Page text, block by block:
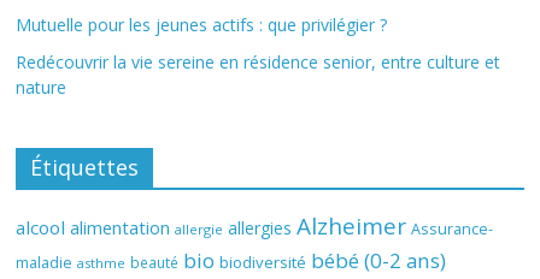
Mutuelle pour les jeunes actifs : que privilégier ?
Redécouvrir la vie sereine en résidence senior, entre culture et
nature
Étiquettes
alcool alimentation allergie allergies Alzheimer Assurance-
maladie asthme beauté bio biodiversité bébé (0-2 ans)